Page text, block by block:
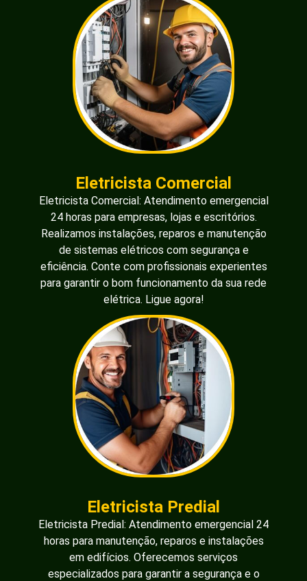
Eletricista Comercial
Eletricista Comercial: Atendimento emergencial
24 horas para empresas, lojas e escritórios.
Realizamos instalações, reparos e manutenção
de sistemas elétricos com segurança e
eficiência. Conte com profissionais experientes
para garantir o bom funcionamento da sua rede
elétrica. Ligue agora!
Eletricista Predial
Eletricista Predial: Atendimento emergencial 24
horas para manutenção, reparos e instalações
em edifícios. Oferecemos serviços
especializados para garantir a segurança e o